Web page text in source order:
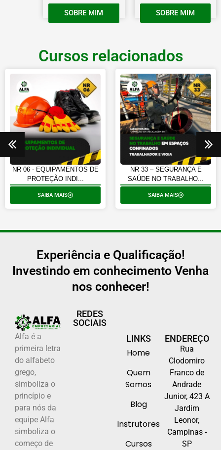
SOBRE MIM SOBRE MIM
Cursos relacionados
NR 06 - EQUIPAMENTOS DE
PROTEÇÃO INDI...
SAIBA MAIS
NR 33 – SEGURANÇA E
SAÚDE NO TRABALHO...
SAIBA MAIS
Experiência e Qualificação!
Investindo em conhecimento Venha
nos conhecer!
Alfa é a
primeira letra
do alfabeto
grego,
simboliza o
princípio e
para nós da
equipe Alfa
simboliza o
começo de
REDES
SOCIAIS
LINKS
Home
Quem
Somos
Blog
Instrutores
Cursos
ENDEREÇO
Rua
Clodomiro
Franco de
Andrade
Junior, 423 A
Jardim
Leonor,
Campinas -
SP